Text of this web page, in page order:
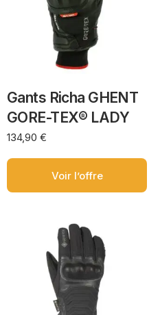
Gants Richa GHENT
GORE-TEX® LADY
134,90 €
Voir l’offre